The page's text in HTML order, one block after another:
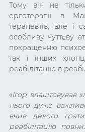
Тому він не
ерготерапії в
терапевтів, але і
особливу чуттєву
покращенню
так і інших
реабілітацію в
«Ігор влаштовував
нього дуже
вчив декого
реабілітацію